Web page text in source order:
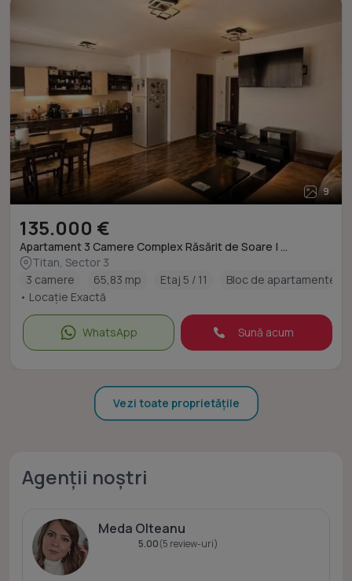
9
135.000 €
Apartament 3 Camere Complex Răsărit de Soare | ...
Titan, Sector 3
3 camere
65,83 mp Etaj 5 / 11
Bloc de apartamente
• Locație Exactă
WhatsApp Sună acum
Vezi toate proprietățile
Agenții noștri
Meda Olteanu
5.00(5 review-uri)